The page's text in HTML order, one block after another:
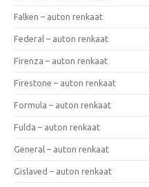
Falken – auton renkaat
Federal – auton renkaat
Firenza – auton renkaat
Firestone – auton renkaat
Formula – auton renkaat
Fulda – auton renkaat
General – auton renkaat
Gislaved – auton renkaat